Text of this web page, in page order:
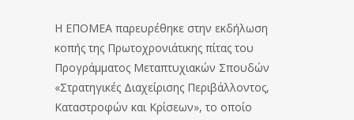
Η ΕΠΟΜΕΑ παρευρέθηκε στην εκδήλωση
κοπής της Πρωτοχρονιάτικης πίτας του
Προγράμματος Μεταπτυχιακών Σπουδών
«Στρατηγικές Διαχείρισης Περιβάλλοντος,
Καταστροφών και Κρίσεων», το οποίο